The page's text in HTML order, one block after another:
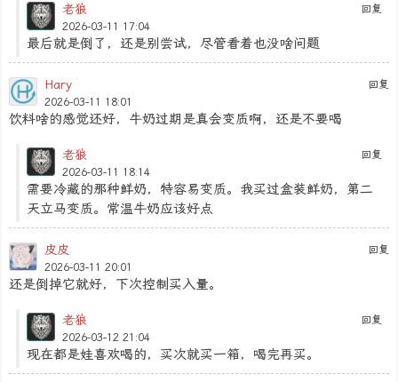
回复
老狼
2026-03-11 17:04
最后就是倒了，还是别尝试，尽管看着也没啥问题
回复
Hary
2026-03-11 18:01
饮料啥的感觉还好，牛奶过期是真会变质啊，还是不要喝
回复
老狼
2026-03-11 18:14
需要冷藏的那种鲜奶，特容易变质。我买过盒装鲜奶，第二
天立马变质。常温牛奶应该好点
回复
皮皮
2026-03-11 20:01
还是倒掉它就好，下次控制买入量。
回复
老狼
2026-03-12 21:04
现在都是娃喜欢喝的，买次就买一箱，喝完再买。